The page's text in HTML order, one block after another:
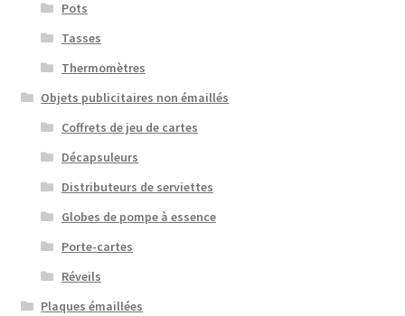
Pots
Tasses
Thermomètres
Objets publicitaires non émaillés
Coffrets de jeu de cartes
Décapsuleurs
Distributeurs de serviettes
Globes de pompe à essence
Porte-cartes
Réveils
Plaques émaillées